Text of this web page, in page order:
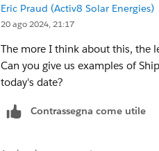
)
, NULL)
Eric Praud (Activ8 Solar Energies)
20 ago 2024, 21:17
The more I think about this, the
Can you give us examples of
today's date?
Contrassegna come utile